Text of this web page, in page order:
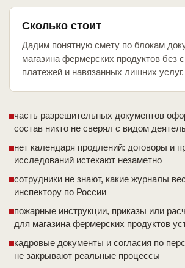
Сколько стоит
Дадим понятную смету по блокам
магазина фермерских продуктов без
платежей и навязанных лишних услуг.
часть разрешительных документов
состав никто не сверял с видом
нет календаря продлений: договоры и
исследований истекают незаметно
сотрудники не знают, какие журналы
инспектору по России
пожарные инструкции, приказы или
для магазина фермерских продуктов
кадровые документы и согласия по
не закрывают реальные процессы